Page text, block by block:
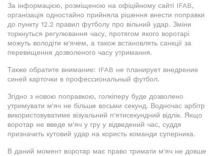
За інформацією, розміщеною на офіційному сайті IFAB,
організація одностайно прийняла рішення внести поправки
до пункту 12.2 правил футболу про вільний удар. Зміни
торкнуться регулювання часу, протягом якого воротарі
можуть володіти м'ячем, а також встановлять санкції за
перевищення дозволеного часу утримання.
Также обратите внимание: IFAB не планирует внедрение
синей карточки в профессиональный футбол.
Згідно з новою поправкою, голкіперу буде дозволено
утримувати м'яч не більше восьми секунд. Водночас арбітр
використовуватиме візуальний п'ятисекундний відлік. Якщо
воротар не введе м'яч у гру у відведений час, суддя
призначить кутовий удар на користь команди суперника.
В даний момент воротар має право тримати м'яч не довше